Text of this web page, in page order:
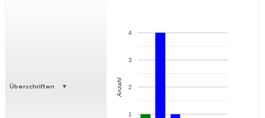
Überschriften
1
2
3
4
Anzahl